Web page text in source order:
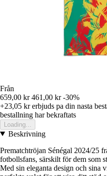
Från
659,00 kr 461,00 kr -30%
+23,05 krerbjuds pa din nasta
bestallning har bekraftats
Loading...
Beskrivning
Prematchtröjan Sénégal 2024/25
fotbollsfans, särskilt för dem som
Med sin eleganta design och sina